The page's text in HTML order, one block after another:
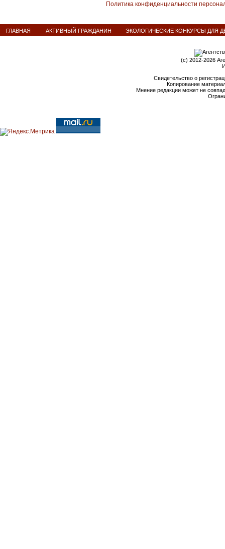
Политика конфиденциальности
ГЛАВНАЯ АКТИВНЫЙ ГРАЖДАНИН ЭКОЛОГИЧЕСКИЕ КОНКУРСЫ ДЛЯ
(c) 2012-2026
Свидетельство о
Копирование
Мнение редакции может не